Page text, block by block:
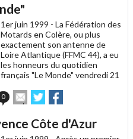
à
un
ami
1er juin 1999 - La Fédération des
Motards en Colère, ou plus
exactement son antenne de
Loire Atlantique (FFMC 44), a eu
les honneurs du quotidien
français "Le Monde" vendredi 21
0
Envoyer
cet
à
un
Partager
sur sur
Côte d'Azur